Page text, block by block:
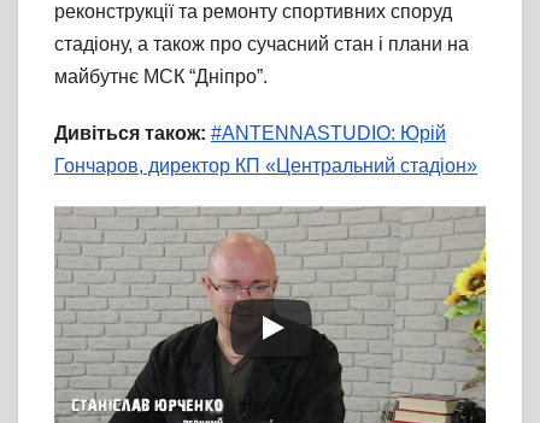
реконструкції та ремонту спортивних споруд
стадіону, а також про сучасний стан і плани на
майбутнє МСК “Дніпро”.
Дивіться також: #ANTENNASTUDIO: Юрій
Гончаров, директор КП «Центральний стадіон»